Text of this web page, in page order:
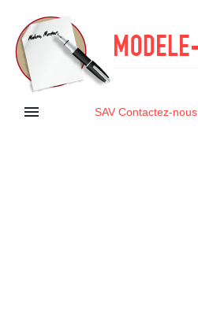
 SAV Contactez-nous